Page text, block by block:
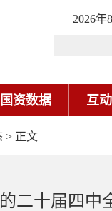
2026年
国资数据 互
> 正文
二十届四中